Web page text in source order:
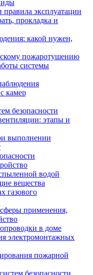
эксплуатации
прокладка и
какой нужен,
пожаротушению
системы
камер
безопасности
этапы и
выполнении
водой
вещества
газового
применения,
в доме
электромонтажных
пожарной
безопасности